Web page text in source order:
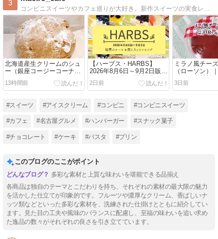
3
北海道産生クリームのシュ
ー（銀座コージーコーナ
ー・GINZA Cozy Corner）
｜値段・カロリー・口コミ
13時間前
【ハーブス・HARBS】
2026年8月6日～9月2日販売
のケーキ一覧を写真付きで
紹介（お気に入りランキン
2日前
ミラノ風チー
（ローソン）
リー・原材料
レビュー
3日前
#スイーツ #アイスクリーム #コンビニ #コンビニスイーツ
#カフェ #名古屋グルメ #ハンバーガー #スナック菓子
#チョコレート #ケーキ #パスタ #プリン
このブログのここがポイント
多彩な素材と上質な味わいを堪能できる品揃え
各商品は独自のテーマとこだわりを持ち、それぞれの素材の最大限の魅力
を活かした仕立てが印象的です。フルーツや濃厚なクリーム、香ばしいナ
ッツ類などといった多彩な素材を、洗練された仕掛けとともに紹介してい
ます。見た目の工夫や風味のバランスに配慮し、至福の味わいを追い求め
た逸品の数々がそれぞれの良さを引き立てています。